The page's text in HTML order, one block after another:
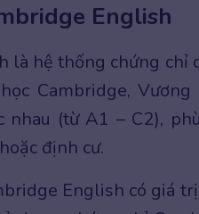
English
là hệ thống chứng chỉ
Cambridge,
nhau (từ A1 – C2),
định cư.
English có giá